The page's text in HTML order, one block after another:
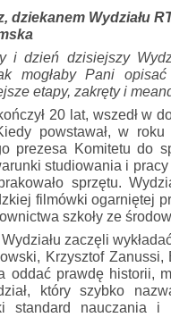
dziekanem Wydziału
i dzień dzisiejszy
mogłaby Pani
etapy, zakręty i
20 lat, wszedł w
powstawał, w roku
prezesa Komitetu do
studiowania i pracy
sprzętu.
filmówki ogarniętej
szkoły ze
zaczęli
Krzysztof Zanussi,
oddać prawdę historii,
który szybko
standard nauczania i